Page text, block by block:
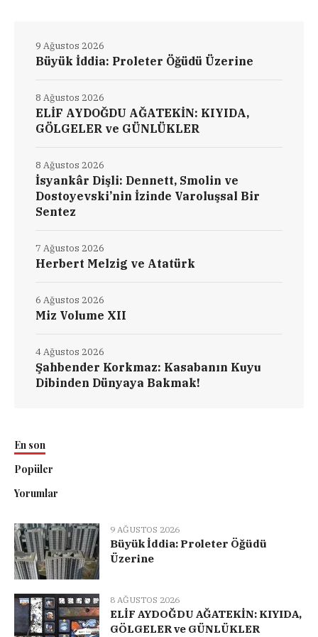
Büyük İddia: Proleter Öğüdü Üzerine
9 Ağustos 2026
ELİF AYDOĞDU AĞATEKİN: KIYIDA,
GÖLGELER ve GÜNLÜKLER
8 Ağustos 2026
İsyankâr Dişli: Dennett, Smolin ve
Dostoyevski’nin İzinde Varoluşsal Bir
Sentez
8 Ağustos 2026
Herbert Melzig ve Atatürk
7 Ağustos 2026
Miz Volume XII
6 Ağustos 2026
Şahbender Korkmaz: Kasabanın Kuyu
Dibinden Dünyaya Bakmak!
4 Ağustos 2026
En son
Popüler
Yorumlar
9 AĞUSTOS 2026
Büyük İddia: Proleter Öğüdü
Üzerine
8 AĞUSTOS 2026
ELİF AYDOĞDU AĞATEKİN: KIYIDA,
GÖLGELER ve GÜNLÜKLER